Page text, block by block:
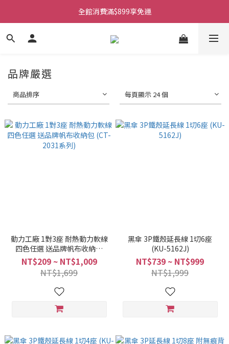
全館消費滿$899享免運
品牌嚴選
商品排序 每頁顯示 24 個
動力工廠 1對3座 耐熱動力軟線
四色任選 送品牌帆布收納包
(CT-2031系列)
NT$209 ~ NT$1,009
NT$1,699
黑傘 3P鐵殼延長線 1切6座
(KU-5162J)
NT$739 ~ NT$999
NT$1,999